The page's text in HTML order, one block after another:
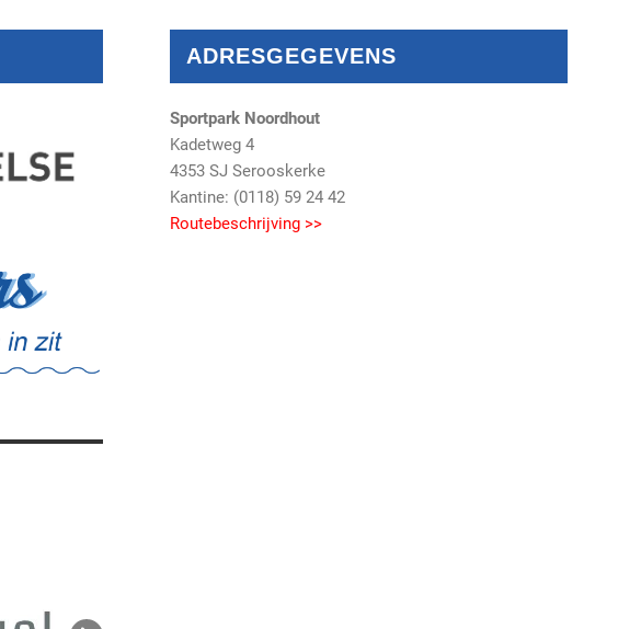
ADRESGEGEVENS
Sportpark Noordhout
Kadetweg 4
4353 SJ Serooskerke
Kantine: (0118) 59 24 42
Routebeschrijving >>